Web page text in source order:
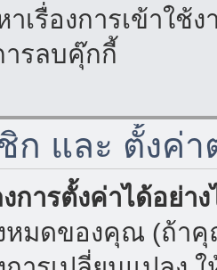
รื่องการเข้าใช้
รลบคุ๊กกี้
ก และ ตั้งค่า
การตั้งค่าได้อย่าง
มดของคุณ (ถ้าคุ